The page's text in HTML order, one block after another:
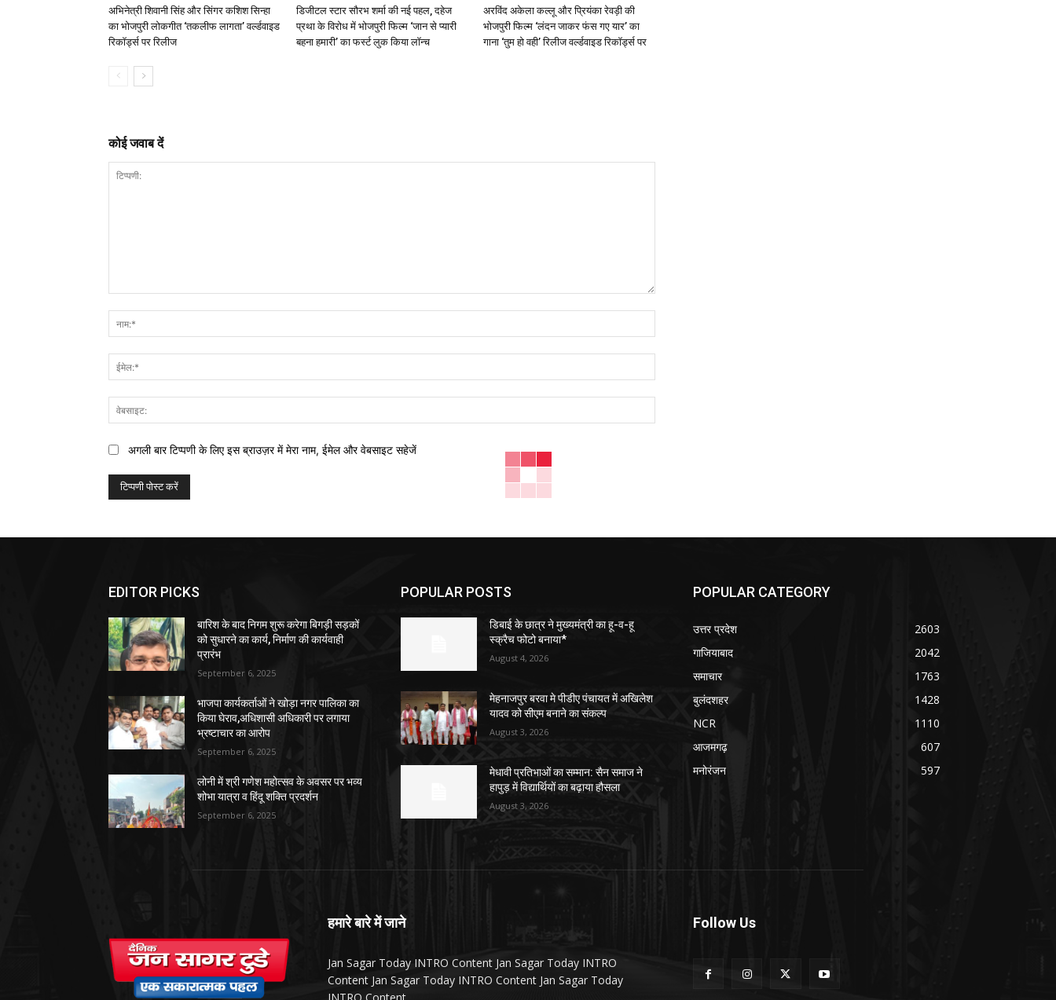
अभिनेत्री शिवानी सिंह और सिंगर कशिश सिन्हा
का भोजपुरी लोकगीत ‘तकलीफ लागता’ वर्ल्डवाइड
रिकॉर्ड्स पर रिलीज
डिजीटल स्टार सौरभ शर्मा की नई पहल, दहेज
प्रथा के विरोध में भोजपुरी फिल्म ‘जान से प्यारी
बहना हमारी’ का फर्स्ट लुक किया लॉन्च
अरविंद अकेला कल्लू और प्रियंका रेवड़ी की
भोजपुरी फिल्म ‘लंदन जाकर फंस गए यार’ का
गाना ‘तुम हो वही’ रिलीज वर्ल्डवाइड रिकॉर्ड्स पर
कोई जवाब दें
अगली बार टिप्पणी के लिए इस ब्राउज़र में मेरा नाम, ईमेल और वेबसाइट सहेजें
EDITOR PICKS
बारिश के बाद निगम शुरू करेगा बिगड़ी सड़कों
को सुधारने का कार्य, निर्माण की कार्यवाही
प्रारंभ
September 6, 2025
भाजपा कार्यकर्ताओं ने खोड़ा नगर पालिका का
किया घेराव,अधिशासी अधिकारी पर लगाया
भ्रष्टाचार का आरोप
September 6, 2025
लोनी में श्री गणेश महोत्सव के अवसर पर भव्य
शोभा यात्रा व हिंदू शक्ति प्रदर्शन
September 6, 2025
POPULAR POSTS
डिबाई के छात्र ने मुख्यमंत्री का हू-व-हू
स्क्रैच फोटो बनाया*
August 4, 2026
मेहनाजपुर बरवा मे पीडीए पंचायत में अखिलेश
यादव को सीएम बनाने का संकल्प
August 3, 2026
मेधावी प्रतिभाओं का सम्मान: सैन समाज ने
हापुड़ में विद्यार्थियों का बढ़ाया हौसला
August 3, 2026
POPULAR CATEGORY
उत्तर प्रदेश
2603
गाजियाबाद
2042
समाचार
1763
बुलंदशहर
1428
NCR
1110
आजमगढ़
607
मनोरंजन
597
हमारे बारे में जाने
Jan Sagar Today INTRO Content Jan Sagar Today INTRO
Content Jan Sagar Today INTRO Content Jan Sagar Today
Follow Us